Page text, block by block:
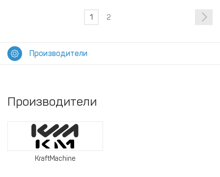
1 2
Производители
Производители
KraftMachine